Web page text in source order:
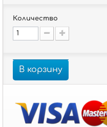
Количество
В корзину